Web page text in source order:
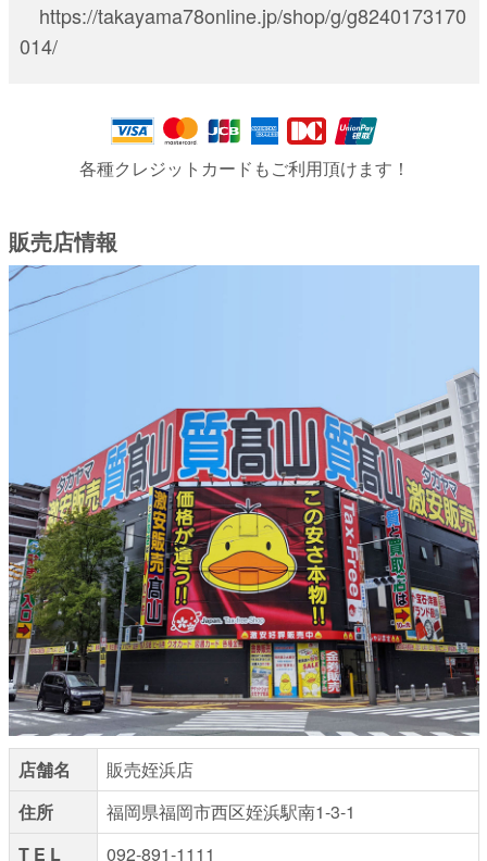
https://takayama78online.jp/shop/g/g8240173170
014/
各種クレジットカードもご利用頂けます！
販売店情報
店舗名
販売姪浜店
住所
福岡県福岡市西区姪浜駅南1-3-1
T E L
092-891-1111